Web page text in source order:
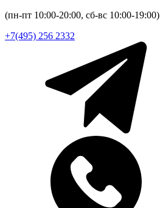
(пн-пт 10:00-20:00, сб-вс 10:00-19:00)
+7(495) 256 2332